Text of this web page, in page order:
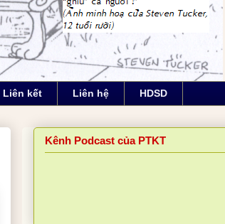
Liên kết Liên hệ HDSD
Kênh Podcast của PTKT